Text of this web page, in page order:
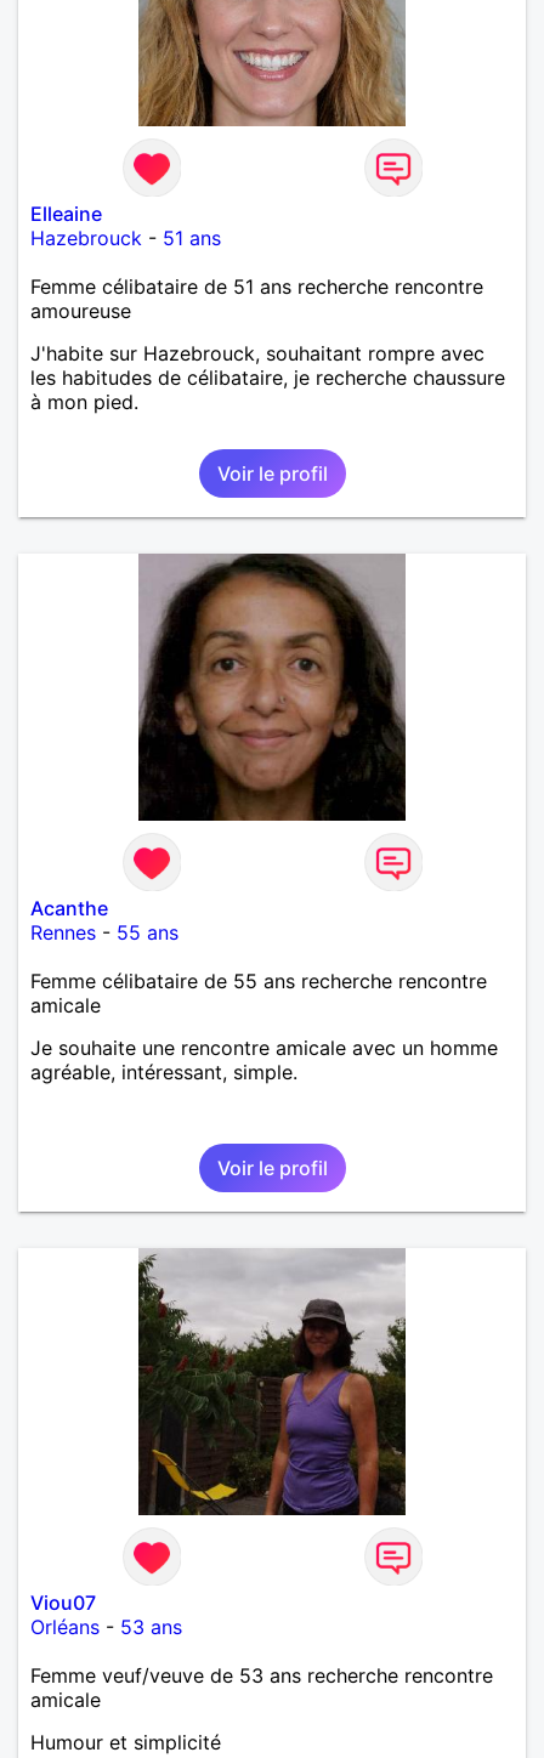
Elleaine
Hazebrouck - 51 ans
Femme célibataire de 51 ans recherche rencontre
amoureuse
J'habite sur Hazebrouck, souhaitant rompre avec
les habitudes de célibataire, je recherche chaussure
à mon pied.
Voir le profil
Acanthe
Rennes - 55 ans
Femme célibataire de 55 ans recherche rencontre
amicale
Je souhaite une rencontre amicale avec un homme
agréable, intéressant, simple.
Voir le profil
Viou07
Orléans - 53 ans
Femme veuf/veuve de 53 ans recherche rencontre
amicale
Humour et simplicité